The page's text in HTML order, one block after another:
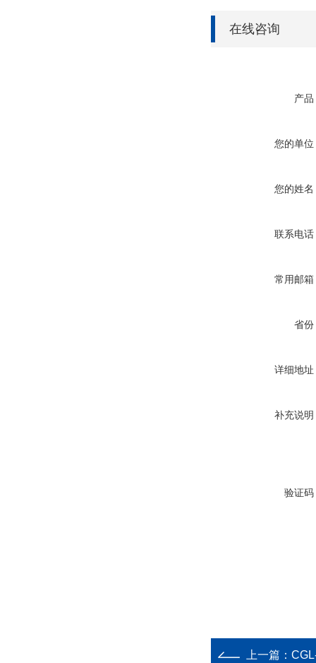
在线咨询
产品
您的单位
您的姓名
联系电话
常用邮箱
省份
详细地址
补充说明
验证码
上一篇：